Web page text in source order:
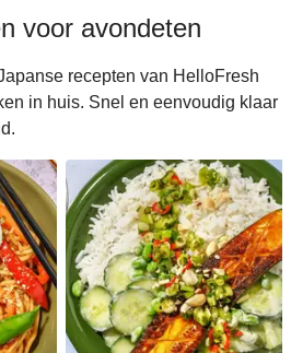
voor avondeten
recepten van HelloFresh
in huis. Snel en eenvoudig klaar